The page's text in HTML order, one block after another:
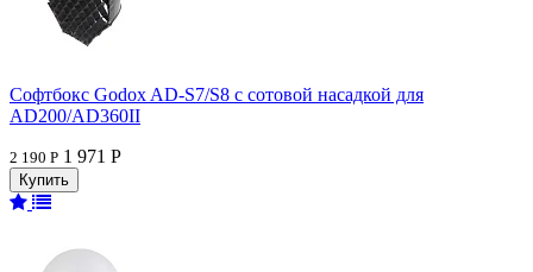
Софтбокс Godox AD-S7/S8 с сотовой насадкой для
AD200/AD360II
2 190 Р 1 971 Р